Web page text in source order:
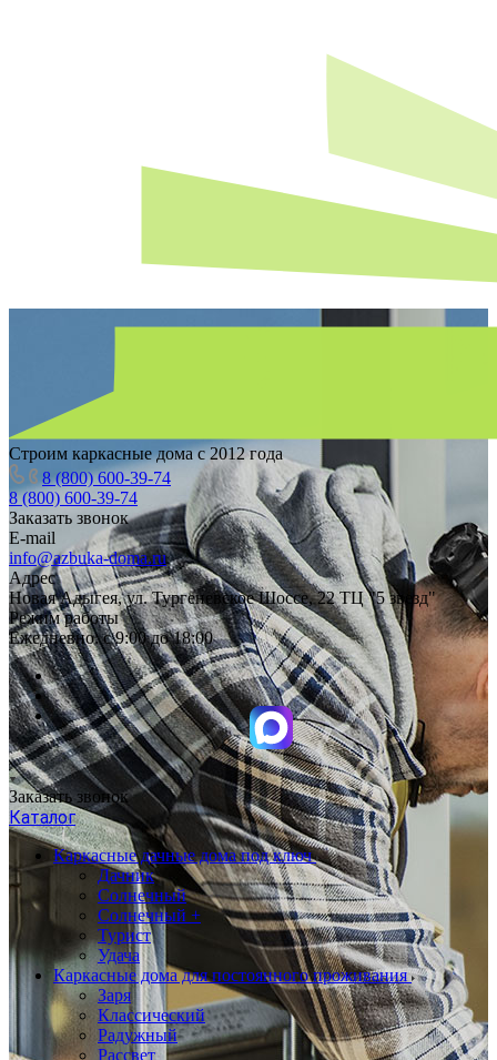
Строим каркасные дома с 2012 года
8 (800) 600-39-74
8 (800) 600-39-74
Заказать звонок
E-mail
info@azbuka-doma.ru
Адрес
Новая Адыгея, ул. Тургеневское Шоссе, 22 ТЦ "5 звезд"
Режим работы
Ежедневно: с 9:00 до 18:00
Заказать звонок
Каталог
Каркасные дачные дома под ключ
Дачник
Солнечный
Солнечный +
Турист
Удача
Каркасные дома для постоянного проживания
Заря
Классический
Радужный
Рассвет